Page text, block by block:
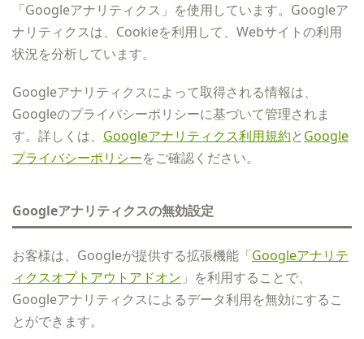
「Googleアナリティクス」を使用しています。Googleア
ナリティクスは、Cookieを利用して、Webサイトの利用
状況を分析しています。
Googleアナリティクスによって取得される情報は、
Googleのプライバシーポリシーに基づいて管理されま
す。詳しくは、 Googleアナリティクス利用規約とGoogle
プライバシーポリシーをご確認ください。
Googleアナリティクスの無効設定
お客様は、Googleが提供する拡張機能「Googleアナリテ
ィクスオプトアウトアドオン 」を利用することで、
Googleアナリティクスによるデータ利用を無効にするこ
とができます。